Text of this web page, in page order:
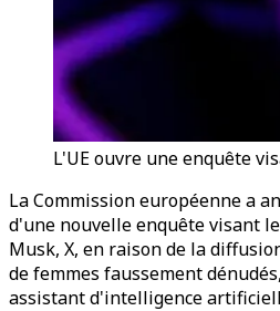
L'UE ouvre une enquête
La Commission européenne a
d'une nouvelle enquête visant
Musk, X, en raison de la
de femmes faussement
assistant d'intelligence